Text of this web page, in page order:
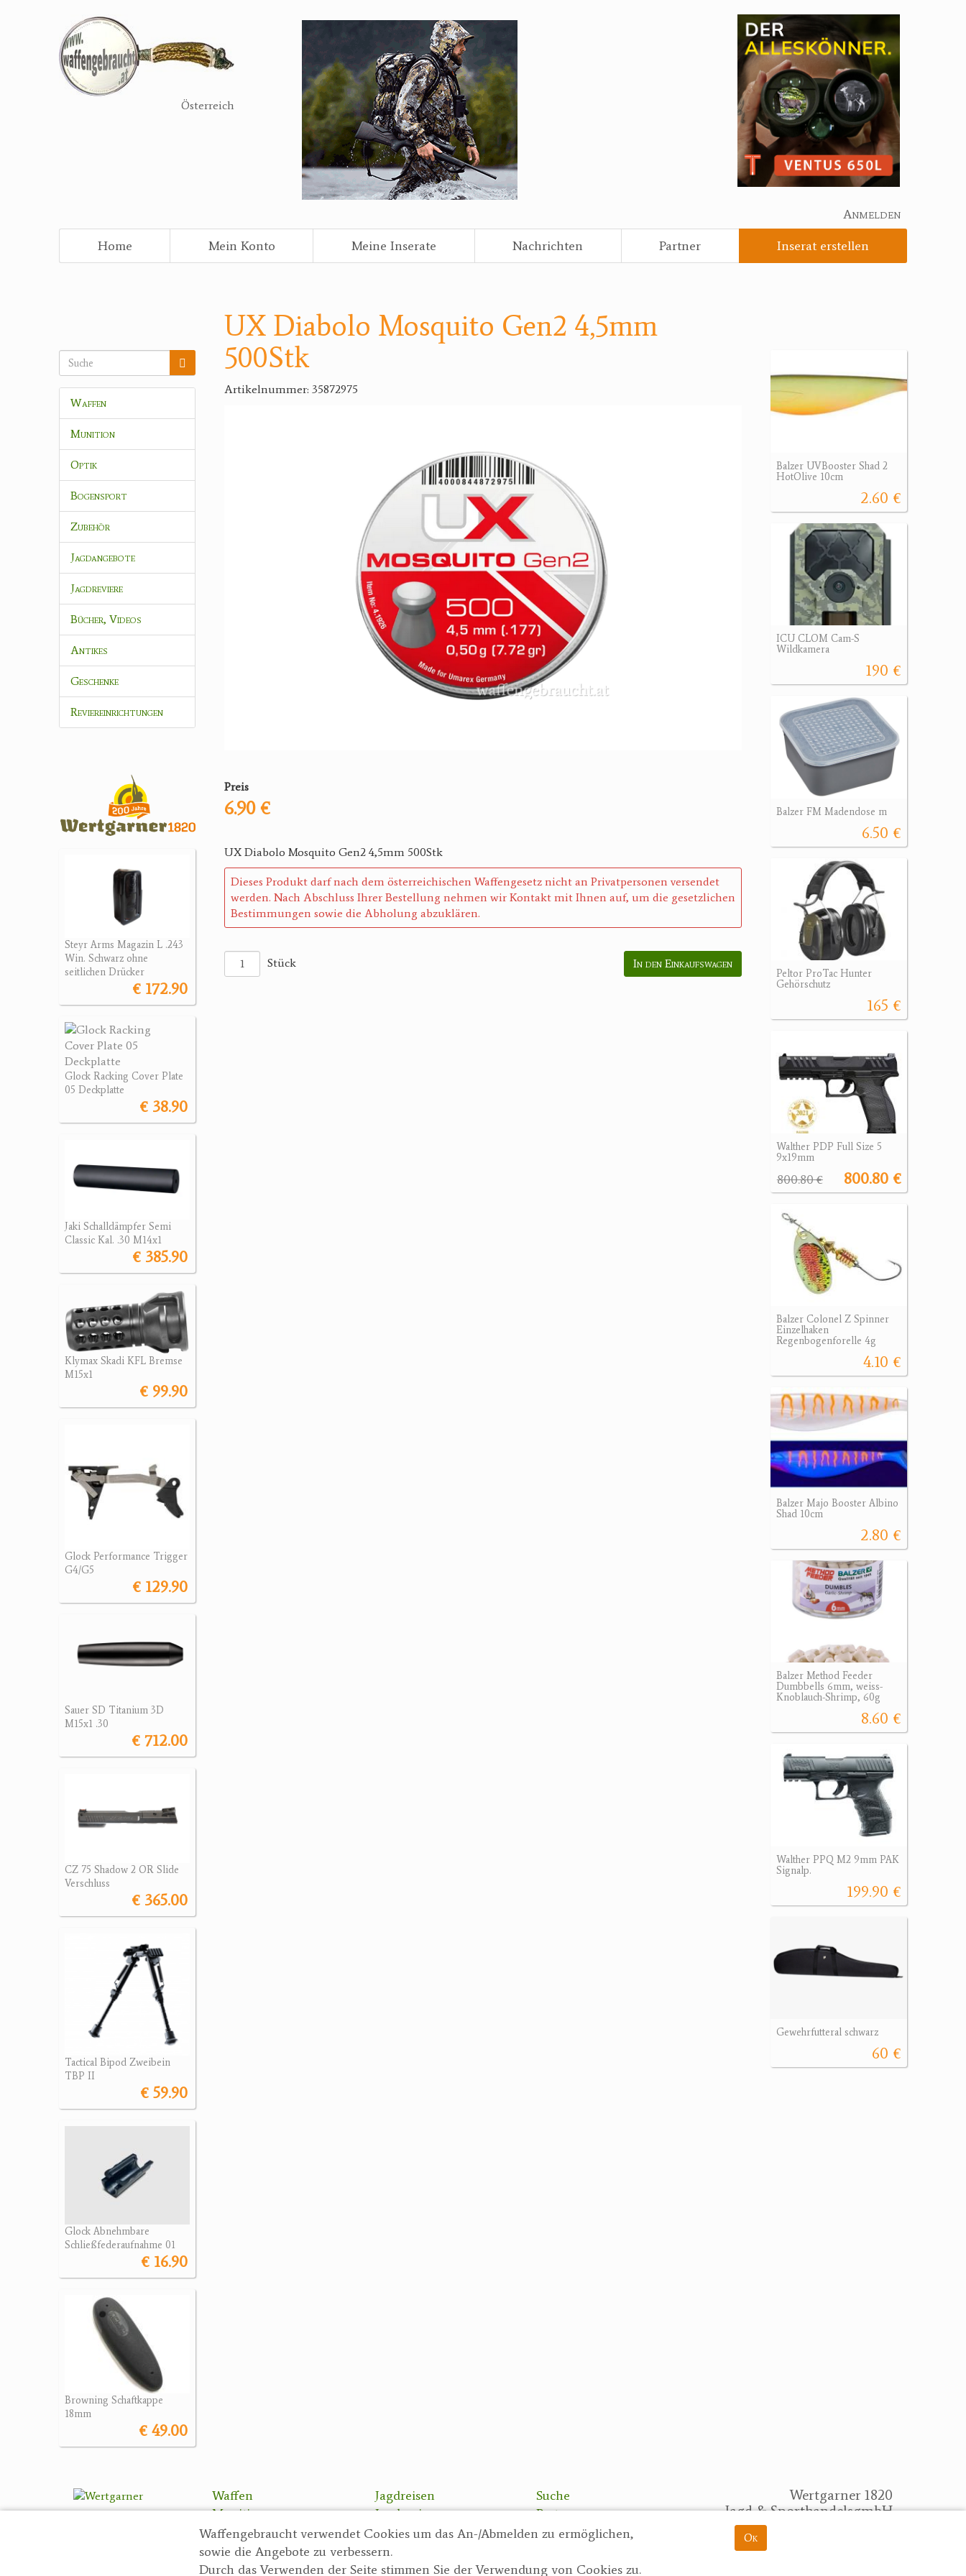
Waffengebraucht verwendet Cookies um das An-/Abmelden zu ermöglichen,
sowie die Angebote zu verbessern.
Durch das Verwenden der Seite stimmen Sie der Verwendung von Cookies zu.
Ok
Österreich
Anmelden
Home
Mein Konto Meine Inserate Nachrichten Partner Inserat erstellen
Waffen
Munition
Optik
Bogensport
Zubehör
Jagdangebote
Jagdreviere
Bücher, Videos
Antikes
Geschenke
Reviereinrichtungen
Steyr Arms Magazin L .243
Win. Schwarz ohne
seitlichen Drücker
€ 172.90
Glock Racking Cover Plate
05 Deckplatte
€ 38.90
Jaki Schalldämpfer Semi
Classic Kal. .30 M14x1
€ 385.90
Klymax Skadi KFL Bremse
M15x1
€ 99.90
Glock Performance Trigger
G4/G5
€ 129.90
Sauer SD Titanium 3D
M15x1 .30
€ 712.00
CZ 75 Shadow 2 OR Slide
Verschluss
€ 365.00
Tactical Bipod Zweibein
TBP II
€ 59.90
Glock Abnehmbare
Schließfederaufnahme 01
€ 16.90
Browning Schaftkappe
18mm
€ 49.00
UX Diabolo Mosquito Gen2 4,5mm
500Stk
Artikelnummer: 35872975
Preis
6.90 €
UX Diabolo Mosquito Gen2 4,5mm 500Stk
Dieses Produkt darf nach dem österreichischen Waffengesetz nicht an Privatpersonen versendet
werden. Nach Abschluss Ihrer Bestellung nehmen wir Kontakt mit Ihnen auf, um die gesetzlichen
Bestimmungen sowie die Abholung abzuklären.
Stück In den Einkaufswagen
Balzer UVBooster Shad 2
HotOlive 10cm
2.60 €
ICU CLOM Cam-S
Wildkamera
190 €
Balzer FM Madendose m
6.50 €
Peltor ProTac Hunter
Gehörschutz
165 €
Walther PDP Full Size 5
9x19mm
800.80 €
800.80 €
Balzer Colonel Z Spinner
Einzelhaken
Regenbogenforelle 4g
4.10 €
Balzer Majo Booster Albino
Shad 10cm
2.80 €
Balzer Method Feeder
Dumbbells 6mm, weiss-
Knoblauch-Shrimp, 60g
8.60 €
Walther PPQ M2 9mm PAK
Signalp.
199.90 €
Gewehrfutteral schwarz
60 €
Waffen
Munition
Optik
Bogensport
Zubehör
Jagdreisen
Jagdreviere
Bücher, Videos
Antikes
Geschenke
Suche
Partner
AGBs
Impressum
Wertgarner 1820
Jagd & SporthandelsgmbH